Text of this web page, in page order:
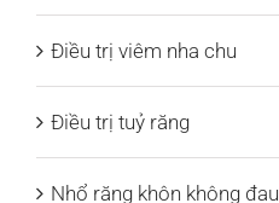
Điều trị viêm nha chu
Điều trị tuỷ răng
Nhổ răng khôn không đau